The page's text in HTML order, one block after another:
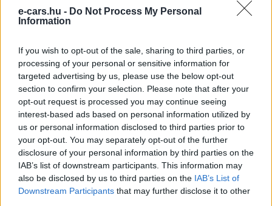
e-cars.hu - Do Not Process My Personal
Information
If you wish to opt-out of the sale, sharing to third parties, or
processing of your personal or sensitive information for
targeted advertising by us, please use the below opt-out
section to confirm your selection. Please note that after your
opt-out request is processed you may continue seeing
interest-based ads based on personal information utilized by
us or personal information disclosed to third parties prior to
your opt-out. You may separately opt-out of the further
disclosure of your personal information by third parties on the
IAB’s list of downstream participants. This information may
also be disclosed by us to third parties on the IAB’s List of
Downstream Participants that may further disclose it to other
Elektromos
autó
villanyautó-aránya – közben